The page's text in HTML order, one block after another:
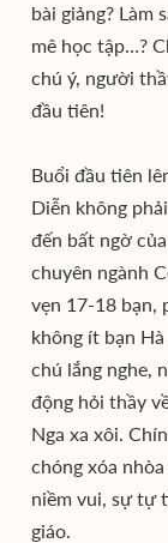
bài giảng? Làm
mê học tập…?
chú ý, người
đầu tiên!
Buổi đầu tiên
Diễn không
đến bất ngờ
chuyên ngành
vẹn 17-18 bạn,
không ít bạn
chú lắng nghe,
động hỏi thầy
Nga xa xôi.
chóng xóa
niềm vui, sự tự
giáo.